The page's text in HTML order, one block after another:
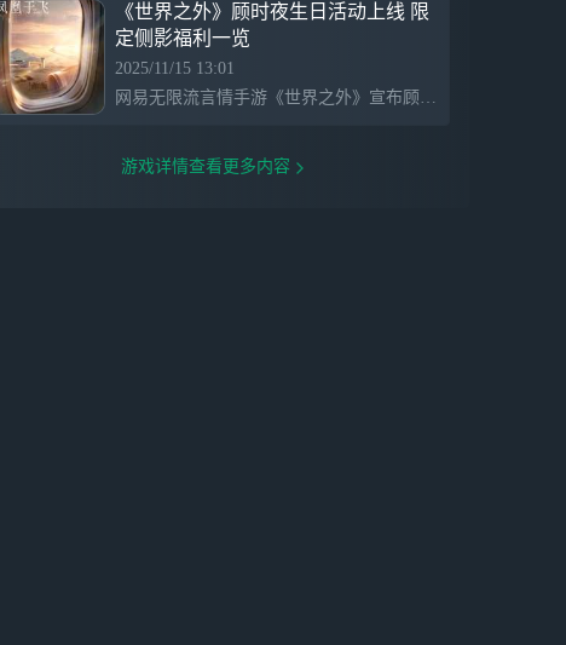
《世界之外》顾时夜生日活动上线 限
定侧影福利一览
2025/11/15 13:01
网易无限流言情手游《世界之外》宣布顾时夜生日主题活动，推出限定世界侧影“凤凰于飞”和特别事件“日明松雪”，两项内容分别于11月21日和22日上线，所有玩家均可参与，带来丰富福利和专属剧情，设计灵感融合凤凰元素，增强游戏体验。
游戏详情查看更多内容